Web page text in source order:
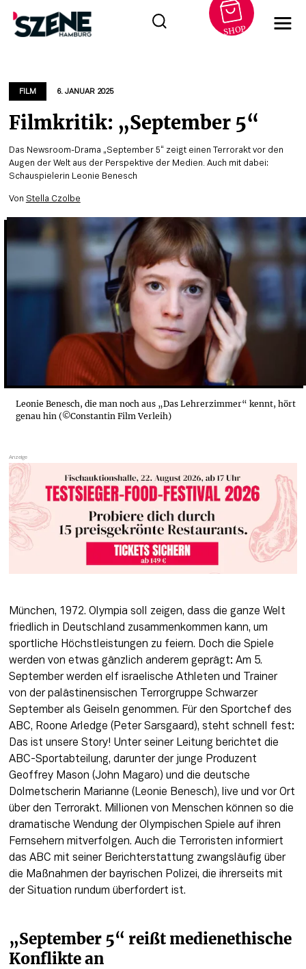
springen
SHOP
FILM 6. JANUAR 2025
Filmkritik: „September 5“
Das Newsroom-Drama „September 5“ zeigt einen Terrorakt vor den
Augen der Welt aus der Perspektive der Medien. Auch mit dabei:
Schauspielerin Leonie Benesch
Von Stella Czolbe
Leonie Benesch, die man noch aus „Das Lehrerzimmer“ kennt, hört
genau hin (©Constantin Film Verleih)
München, 1972. Olympia soll zeigen, dass die ganze Welt
friedlich in Deutschland zusammenkommen kann, um
sportliche Höchstleistungen zu feiern. Doch die Spiele
werden von etwas gänzlich anderem geprägt: Am 5.
September werden elf israelische Athleten und Trainer
von der palästinensischen Terrorgruppe Schwarzer
September als Geiseln genommen. Für den Sportchef des
ABC, Roone Arledge (Peter Sarsgaard), steht schnell fest:
Das ist unsere Story! Unter seiner Leitung berichtet die
ABC-Sportabteilung, darunter der junge Produzent
Geoffrey Mason (John Magaro) und die deutsche
Dolmetscherin Marianne (Leonie Benesch), live und vor Ort
über den Terrorakt. Millionen von Menschen können so die
dramatische Wendung der Olympischen Spiele auf ihren
Fernsehern mitverfolgen. Auch die Terroristen informiert
das ABC mit seiner Berichterstattung zwangsläufig über
die Maßnahmen der bayrischen Polizei, die ihrerseits mit
der Situation rundum überfordert ist.
„September 5“ reißt medienethische
Konflikte an